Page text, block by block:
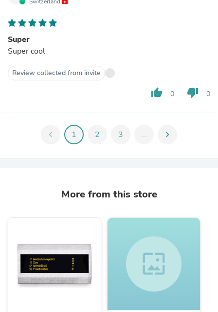
Super
Super cool
Review collected from invite
thumb_up 0 thumb_down 0
chevron_left 1 2 3 ... chevron_right
More from this store
wallpaper